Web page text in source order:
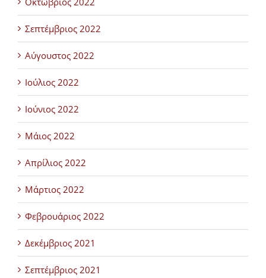
Σεπτέμβριος 2022
Αύγουστος 2022
Ιούλιος 2022
Ιούνιος 2022
Μάιος 2022
Απρίλιος 2022
Μάρτιος 2022
Φεβρουάριος 2022
Δεκέμβριος 2021
Σεπτέμβριος 2021